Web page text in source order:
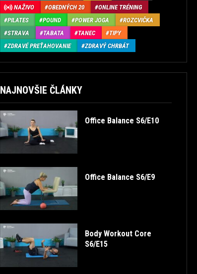
NAŽIVO
OBEDNÝCH 20
ONLINE TRÉNING
PILATES
POUND POWER JOGA
ROZCVIČKA
STRAVA
TABATA TANEC
TIPY
ZDRAVÉ PREŤAHOVANIE
ZDRAVÝ CHRBÁT
NAJNOVŠIE ČLÁNKY
Office Balance S6/E10
Office Balance S6/E9
Body Workout Core
S6/E15